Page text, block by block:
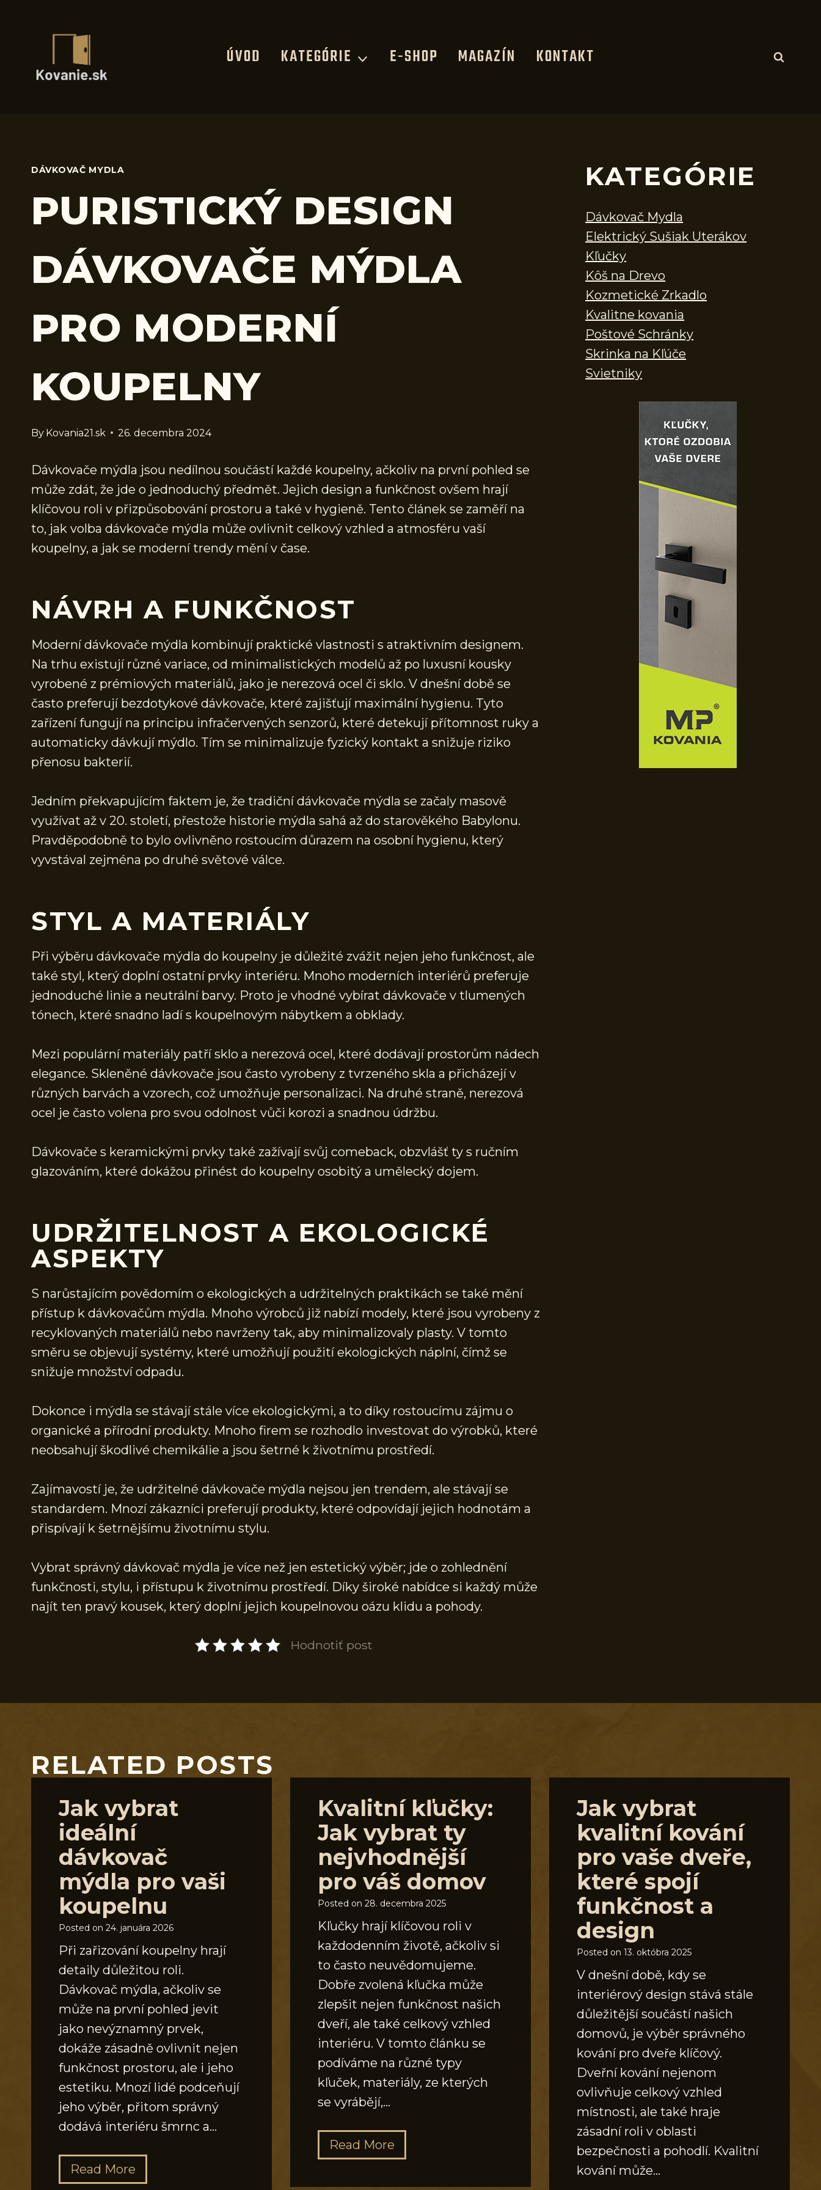
ÚVOD KATEGÓRIE E-SHOP MAGAZÍN KONTAKT
DÁVKOVAČ MYDLA
PURISTICKÝ DESIGN
DÁVKOVAČE MÝDLA
PRO MODERNÍ
KOUPELNY
By Kovania21.sk 26. decembra 2024
Dávkovače mýdla jsou nedílnou součástí každé koupelny, ačkoliv na první pohled se
může zdát, že jde o jednoduchý předmět. Jejich design a funkčnost ovšem hrají
klíčovou roli v přizpůsobování prostoru a také v hygieně. Tento článek se zaměří na
to, jak volba dávkovače mýdla může ovlivnit celkový vzhled a atmosféru vaší
koupelny, a jak se moderní trendy mění v čase.
NÁVRH A FUNKČNOST
Moderní dávkovače mýdla kombinují praktické vlastnosti s atraktivním designem.
Na trhu existují různé variace, od minimalistických modelů až po luxusní kousky
vyrobené z prémiových materiálů, jako je nerezová ocel či sklo. V dnešní době se
často preferují bezdotykové dávkovače, které zajišťují maximální hygienu. Tyto
zařízení fungují na principu infračervených senzorů, které detekují přítomnost ruky a
automaticky dávkují mýdlo. Tím se minimalizuje fyzický kontakt a snižuje riziko
přenosu bakterií.
Jedním překvapujícím faktem je, že tradiční dávkovače mýdla se začaly masově
využívat až v 20. století, přestože historie mýdla sahá až do starověkého Babylonu.
Pravděpodobně to bylo ovlivněno rostoucím důrazem na osobní hygienu, který
vyvstával zejména po druhé světové válce.
STYL A MATERIÁLY
Při výběru dávkovače mýdla do koupelny je důležité zvážit nejen jeho funkčnost, ale
také styl, který doplní ostatní prvky interiéru. Mnoho moderních interiérů preferuje
jednoduché linie a neutrální barvy. Proto je vhodné vybírat dávkovače v tlumených
tónech, které snadno ladí s koupelnovým nábytkem a obklady.
Mezi populární materiály patří sklo a nerezová ocel, které dodávají prostorům nádech
elegance. Skleněné dávkovače jsou často vyrobeny z tvrzeného skla a přicházejí v
různých barvách a vzorech, což umožňuje personalizaci. Na druhé straně, nerezová
ocel je často volena pro svou odolnost vůči korozi a snadnou údržbu.
Dávkovače s keramickými prvky také zažívají svůj comeback, obzvlášť ty s ručním
glazováním, které dokážou přinést do koupelny osobitý a umělecký dojem.
UDRŽITELNOST A EKOLOGICKÉ
ASPEKTY
S narůstajícím povědomím o ekologických a udržitelných praktikách se také mění
přístup k dávkovačům mýdla. Mnoho výrobců již nabízí modely, které jsou vyrobeny z
recyklovaných materiálů nebo navrženy tak, aby minimalizovaly plasty. V tomto
směru se objevují systémy, které umožňují použití ekologických náplní, čímž se
snižuje množství odpadu.
Dokonce i mýdla se stávají stále více ekologickými, a to díky rostoucímu zájmu o
organické a přírodní produkty. Mnoho firem se rozhodlo investovat do výrobků, které
neobsahují škodlivé chemikálie a jsou šetrné k životnímu prostředí.
Zajímavostí je, že udržitelné dávkovače mýdla nejsou jen trendem, ale stávají se
standardem. Mnozí zákazníci preferují produkty, které odpovídají jejich hodnotám a
přispívají k šetrnějšímu životnímu stylu.
Vybrat správný dávkovač mýdla je více než jen estetický výběr; jde o zohlednění
funkčnosti, stylu, i přístupu k životnímu prostředí. Díky široké nabídce si každý může
najít ten pravý kousek, který doplní jejich koupelnovou oázu klidu a pohody.
Hodnotiť post
KATEGÓRIE
Dávkovač Mydla
Elektrický Sušiak Uterákov
Kľučky
Kôš na Drevo
Kozmetické Zrkadlo
Kvalitne kovania
Poštové Schránky
Skrinka na Kľúče
Svietniky
RELATED POSTS
Jak vybrat
ideální
dávkovač
mýdla pro vaši
koupelnu
Posted on 24. januára 2026
Při zařizování koupelny hrají
detaily důležitou roli.
Dávkovač mýdla, ačkoliv se
může na první pohled jevit
jako nevýznamný prvek,
dokáže zásadně ovlivnit nejen
funkčnost prostoru, ale i jeho
estetiku. Mnozí lidé podceňují
jeho výběr, přitom správný
dodává interiéru šmrnc a…
Read More
Kvalitní kľučky:
Jak vybrat ty
nejvhodnější
pro váš domov
Posted on 28. decembra 2025
Kľučky hrají klíčovou roli v
každodenním životě, ačkoliv si
to často neuvědomujeme.
Dobře zvolená kľučka může
zlepšit nejen funkčnost našich
dveří, ale také celkový vzhled
interiéru. V tomto článku se
podíváme na různé typy
kľuček, materiály, ze kterých
se vyrábějí,…
Read More
v
a
Jak vybrat
kvalitní kování
pro vaše dveře,
které spojí
funkčnost a
design
Posted on 13. októbra 2025
V dnešní době, kdy se
interiérový design stává stále
důležitější součástí našich
domovů, je výběr správného
kování pro dveře klíčový.
Dveřní kování nejenom
ovlivňuje celkový vzhled
místnosti, ale také hraje
zásadní roli v oblasti
bezpečnosti a pohodlí. Kvalitní
kování může…